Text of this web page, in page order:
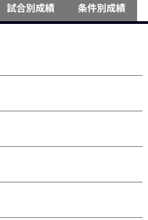
試合別成績 条件別成績